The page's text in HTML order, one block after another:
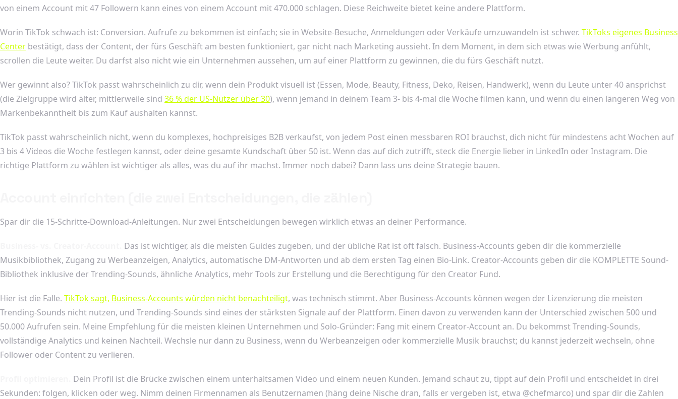
von einem Account mit 47 Followern kann eines von einem Account mit 470.000 schlagen. Diese Reichweite bietet keine andere Plattform.
Worin TikTok schwach ist: Conversion. Aufrufe zu bekommen ist einfach; sie in Website-Besuche, Anmeldungen oder Verkäufe umzuwandeln ist schwer. TikToks eigenes Business
Center bestätigt, dass der Content, der fürs Geschäft am besten funktioniert, gar nicht nach Marketing aussieht. In dem Moment, in dem sich etwas wie Werbung anfühlt,
scrollen die Leute weiter. Du darfst also nicht wie ein Unternehmen aussehen, um auf einer Plattform zu gewinnen, die du fürs Geschäft nutzt.
Wer gewinnt also? TikTok passt wahrscheinlich zu dir, wenn dein Produkt visuell ist (Essen, Mode, Beauty, Fitness, Deko, Reisen, Handwerk), wenn du Leute unter 40 ansprichst
(die Zielgruppe wird älter, mittlerweile sind 36 % der US-Nutzer über 30), wenn jemand in deinem Team 3- bis 4-mal die Woche filmen kann, und wenn du einen längeren Weg von
Markenbekanntheit bis zum Kauf aushalten kannst.
TikTok passt wahrscheinlich nicht, wenn du komplexes, hochpreisiges B2B verkaufst, von jedem Post einen messbaren ROI brauchst, dich nicht für mindestens acht Wochen auf
3 bis 4 Videos die Woche festlegen kannst, oder deine gesamte Kundschaft über 50 ist. Wenn das auf dich zutrifft, steck die Energie lieber in LinkedIn oder Instagram. Die
richtige Plattform zu wählen ist wichtiger als alles, was du auf ihr machst. Immer noch dabei? Dann lass uns deine Strategie bauen.
Spar dir die 15-Schritte-Download-Anleitungen. Nur zwei Entscheidungen bewegen wirklich etwas an deiner Performance.
Das ist wichtiger, als die meisten Guides zugeben, und der übliche Rat ist oft falsch. Business-Accounts geben dir die kommerzielle
Musikbibliothek, Zugang zu Werbeanzeigen, Analytics, automatische DM-Antworten und ab dem ersten Tag einen Bio-Link. Creator-Accounts geben dir die KOMPLETTE Sound-
Bibliothek inklusive der Trending-Sounds, ähnliche Analytics, mehr Tools zur Erstellung und die Berechtigung für den Creator Fund.
Hier ist die Falle. TikTok sagt, Business-Accounts würden nicht benachteiligt, was technisch stimmt. Aber Business-Accounts können wegen der Lizenzierung die meisten
Trending-Sounds nicht nutzen, und Trending-Sounds sind eines der stärksten Signale auf der Plattform. Einen davon zu verwenden kann der Unterschied zwischen 500 und
50.000 Aufrufen sein. Meine Empfehlung für die meisten kleinen Unternehmen und Solo-Gründer: Fang mit einem Creator-Account an. Du bekommst Trending-Sounds,
vollständige Analytics und keinen Nachteil. Wechsle nur dann zu Business, wenn du Werbeanzeigen oder kommerzielle Musik brauchst; du kannst jederzeit wechseln, ohne
Follower oder Content zu verlieren.
Dein Profil ist die Brücke zwischen einem unterhaltsamen Video und einem neuen Kunden. Jemand schaut zu, tippt auf dein Profil und entscheidet in drei
Sekunden: folgen, klicken oder weg. Nimm deinen Firmennamen als Benutzernamen (häng deine Nische dran, falls er vergeben ist, etwa @chefmarco) und spar dir die Zahlen